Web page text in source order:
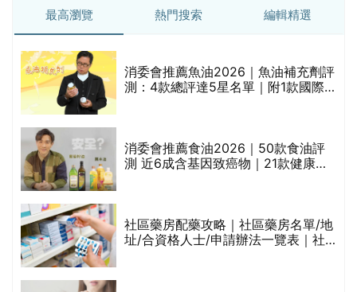
最高瀏覽 熱門搜索 編輯精選
消委會推薦魚油2026｜魚油補充劑評
測：4款總評達5星名單｜附1款國際
消委會推薦食油2026｜50款食油評
測 近6成含基因致癌物｜21款健康煮
社區藥房配藥攻略｜社區藥房名單/地
址/合資格人士/申請辦法一覽表｜社